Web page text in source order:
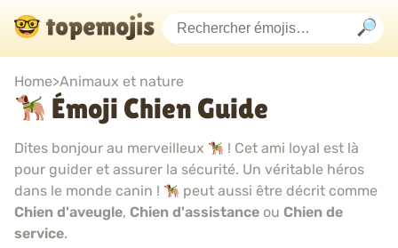
Home>Animaux et nature
Émoji Chien Guide
Dites bonjour au merveilleux
! Cet ami loyal est là
pour guider et assurer la sécurité. Un véritable héros
dans le monde canin !
peut aussi être décrit comme
Chien d'aveugle, Chien d'assistance ou Chien de
service.